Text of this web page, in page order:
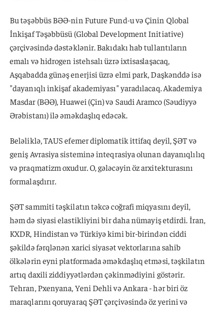
Bu təşəbbüs BƏƏ-nin Future Fund-u və Çinin Qlobal
İnkişaf Təşəbbüsü (Global Development Initiative)
çərçivəsində dəstəklənir. Bakıdakı hab tullantıların
emalı və hidrogen istehsalı üzrə ixtisaslaşacaq,
Aşqabadda günəş enerjisi üzrə elmi park, Daşkənddə isə
"dayanıqlı inkişaf akademiyası" yaradılacaq. Akademiya
Masdar (BƏƏ), Huawei (Çin) və Saudi Aramco (Səudiyyə
Ərəbistanı) ilə əməkdaşlıq edəcək.
Beləliklə, TAUS efemer diplomatik ittifaq deyil, ŞƏT və
geniş Avrasiya sisteminə inteqrasiya olunan dayanıqlılıq
və praqmatizm oxudur. O, gələcəyin öz arxitekturasını
formalaşdırır.
ŞƏT sammiti təşkilatın təkcə coğrafi miqyasını deyil,
həm də siyasi elastikliyini bir daha nümayiş etdirdi. İran,
KXDR, Hindistan və Türkiyə kimi bir-birindən ciddi
şəkildə fərqlənən xarici siyasət vektorlarına sahib
ölkələrin eyni platformada əməkdaşlıq etməsi, təşkilatın
artıq daxili ziddiyyətlərdən çəkinmədiyini göstərir.
Tehran, Pxenyana, Yeni Dehli və Ankara - hər biri öz
maraqlarını qoruyaraq ŞƏT çərçivəsində öz yerini və